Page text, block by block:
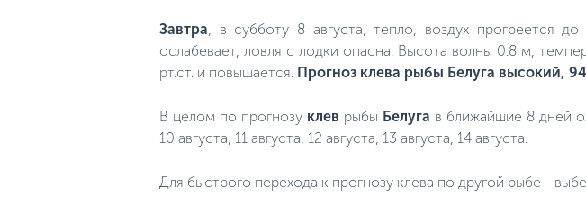
Завтра , в субботу 8 августа, тепло, воздух прогреется
ослабевает, ловля с лодки опасна. Высота волны 0.8 м,
рт.ст. и повышается. Прогноз клева рыбы Белуга высокий,
В целом по прогнозу клев рыбы Белуга в ближайшие 8 дней
10 августа, 11 августа, 12 августа, 13 августа, 14 августа.
Для быстрого перехода к прогнозу клева по другой рыбе -